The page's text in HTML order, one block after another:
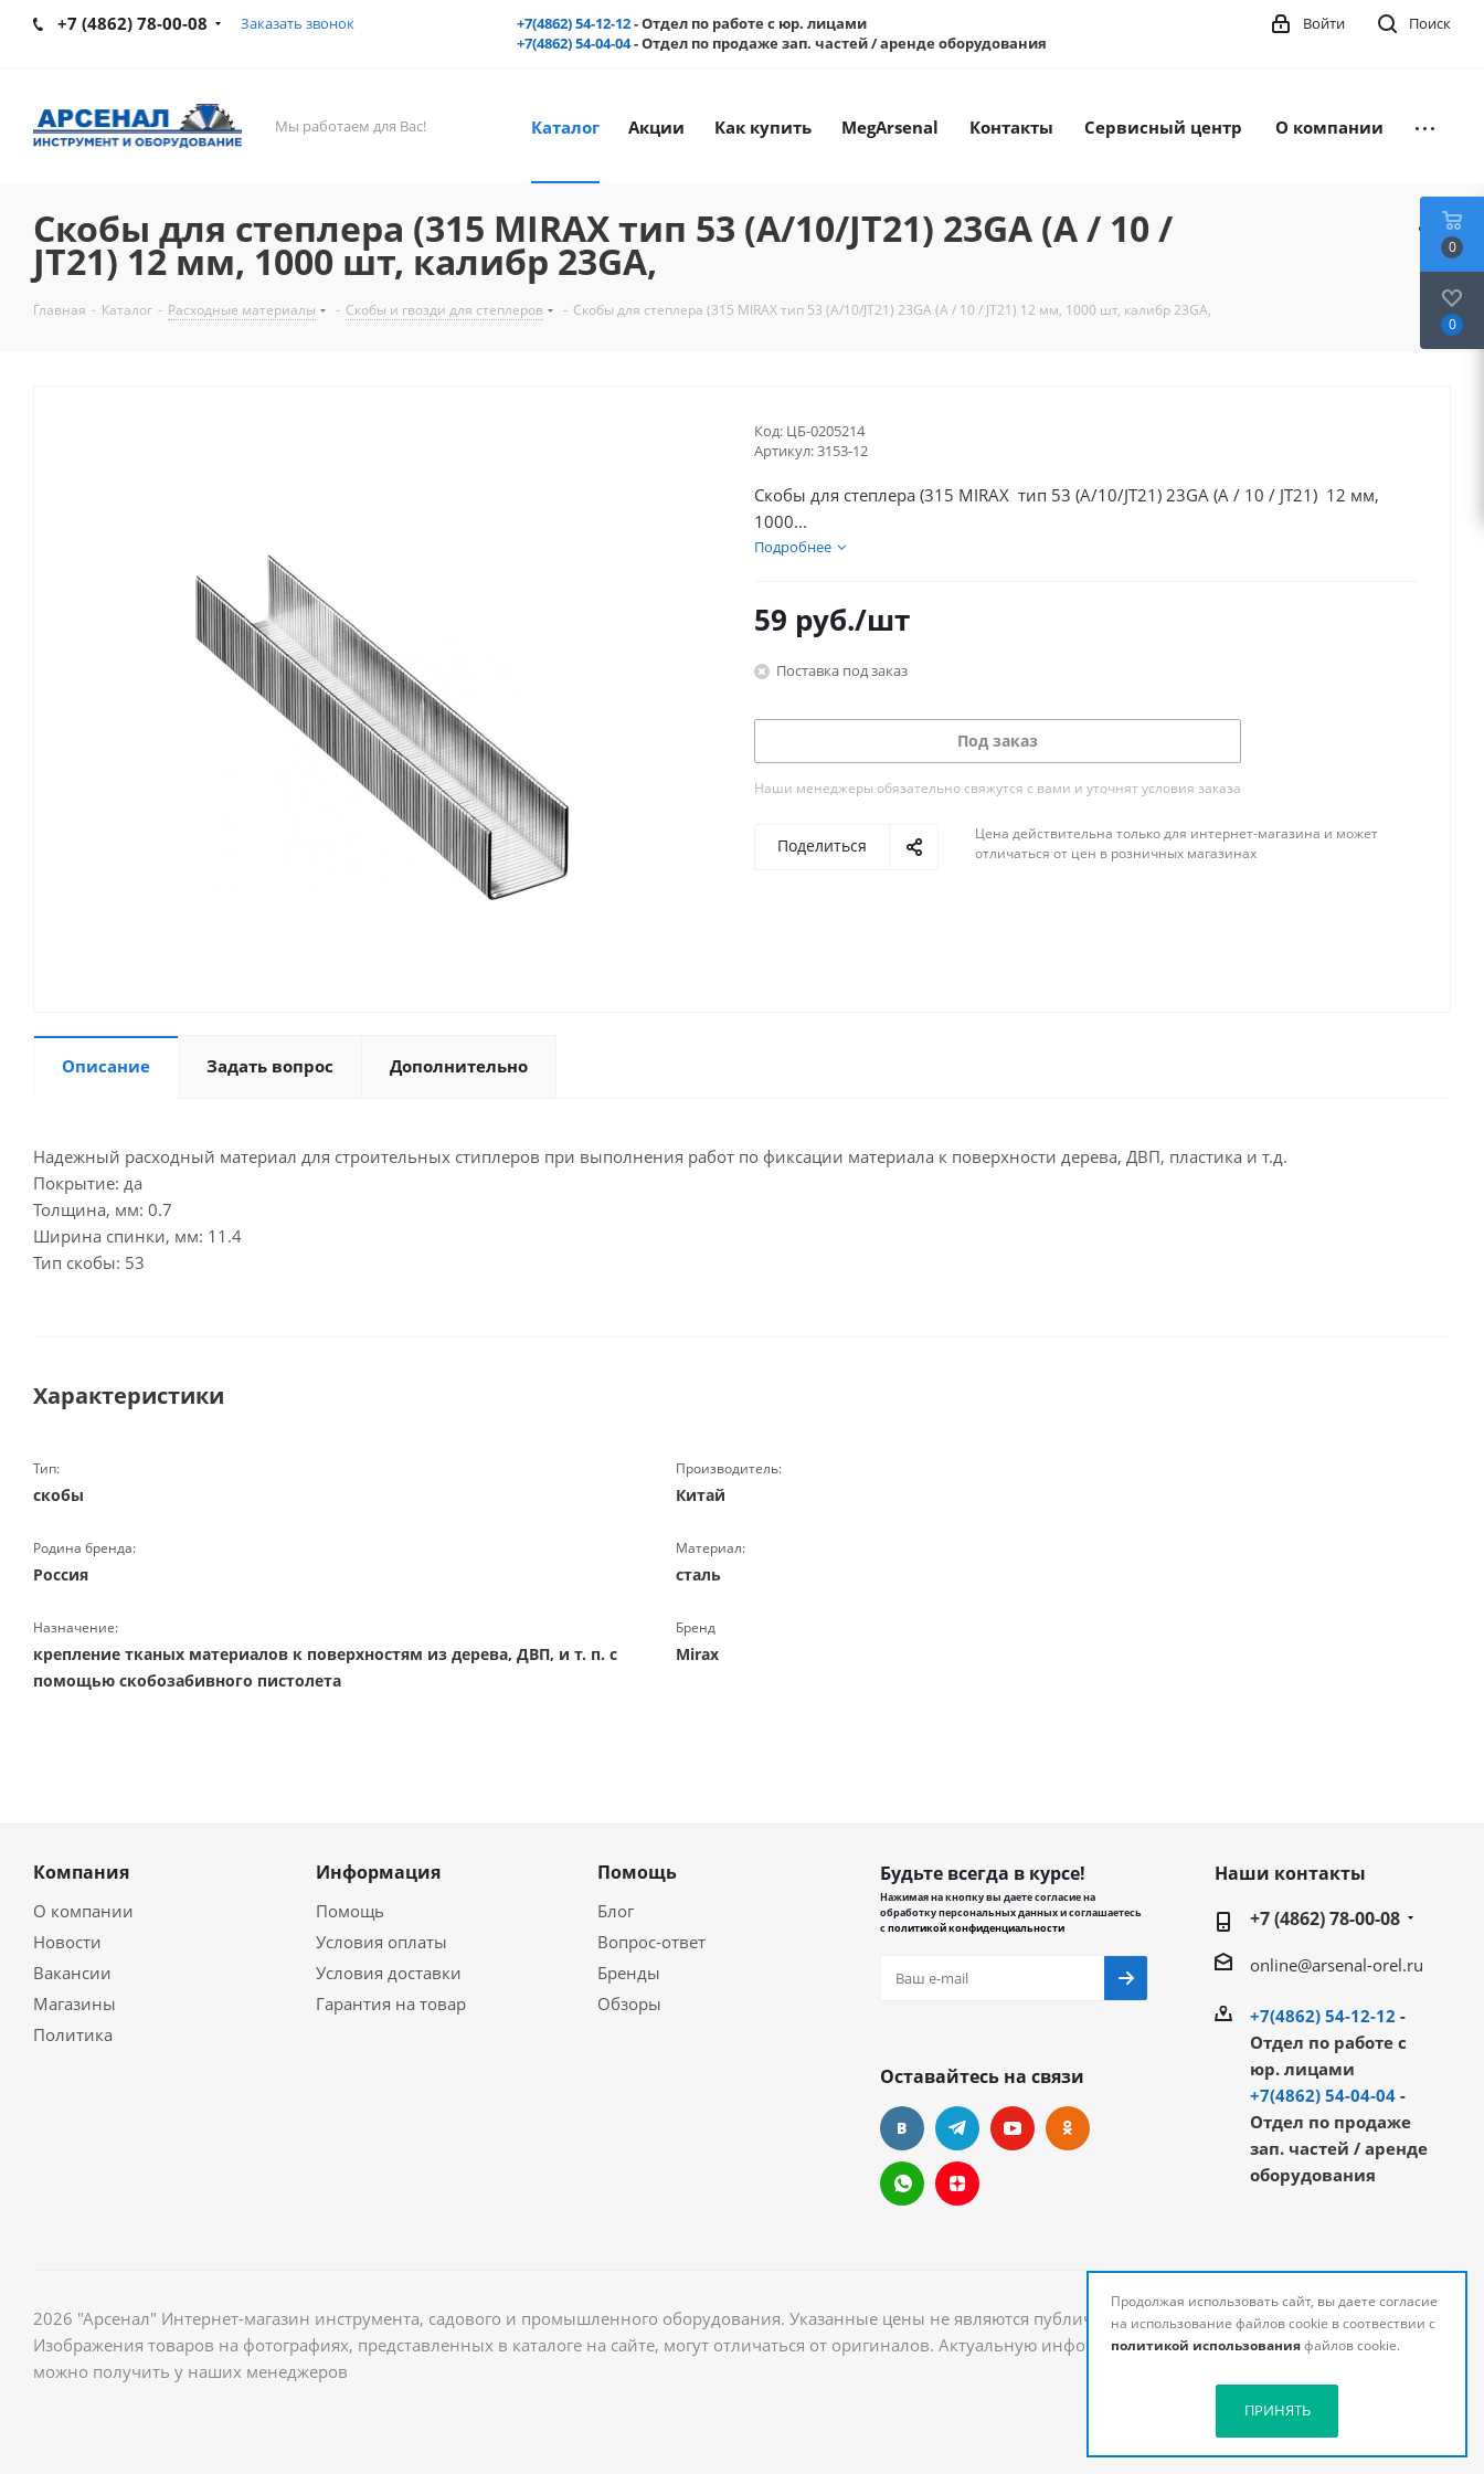
+7 (4862) 78-00-08 Заказать звонок +7(4862) 54-12-12- Отдел по работе с юр. лицами
+7(4862) 54-04-04- Отдел по продаже зап. частей / аренде оборудования
Поиск
Войти
Мы работаем для Вас! Каталог Акции Как купить MegArsenal Контакты Сервисный центр О компании
Скобы для степлера (315 MIRAX тип 53 (A/10/JT21) 23GA (A / 10 /
JT21) 12 мм, 1000 шт, калибр 23GA,
Главная - Каталог - Расходные материалы - Скобы и гвозди для степлеров - Скобы для степлера (315 MIRAX тип 53 (A/10/JT21) 23GA (A / 10 / JT21) 12 мм, 1000 шт, калибр 23GA,
Код: ЦБ-0205214
Артикул:3153-12
Скобы для степлера (315 MIRAX тип 53 (A/10/JT21) 23GA (A / 10 / JT21) 12 мм,
1000...
Подробнее
59 руб./шт
Поставка под заказ
Под заказ
Наши менеджеры обязательно свяжутся с вами и уточнят условия заказа
Поделиться
Цена действительна только для интернет-магазина и может
отличаться от цен в розничных магазинах
Описание Задать вопрос Дополнительно
Надежный расходный материал для строительных стиплеров при выполнения работ по фиксации материала к поверхности дерева, ДВП, пластика и т.д.
Покрытие: да
Толщина, мм: 0.7
Ширина спинки, мм: 11.4
Тип скобы: 53
Характеристики
Тип:
скобы
Производитель:
Китай
Родина бренда:
Россия
Материал:
сталь
Назначение:
крепление тканых материалов к поверхностям из дерева, ДВП, и т. п. с
помощью скобозабивного пистолета
Бренд
Mirax
Компания
О компании
Новости
Вакансии
Магазины
Политика
Информация
Помощь
Условия оплаты
Условия доставки
Гарантия на товар
Помощь
Блог
Вопрос-ответ
Бренды
Обзоры
Будьте всегда в курсе!
Нажимая на кнопку вы даете согласие на
обработку персональных данных и соглашаетесь
сполитикой конфиденциальности
Оставайтесь на связи
Наши контакты
+7 (4862) 78-00-08
online@arsenal-orel.ru
+7(4862) 54-12-12 -
Отдел по работе с
юр. лицами
+7(4862) 54-04-04-
Отдел по продаже
зап. частей / аренде
оборудования
2026 "Арсенал" Интернет-магазин инструмента, садового и промышленного оборудования. Указанные цены не являются публичной офертой и могут быть изменены.
Изображения товаров на фотографиях, представленных в каталоге на сайте, могут отличаться от оригиналов. Актуальную информацию о стоимости и наличии товаров
можно получить у наших менеджеров
0
0
Продолжая использовать сайт, вы даете согласие
на использование файлов cookie в соотвествии с
политикой использованияфайлов cookie.
ПРИНЯТЬ